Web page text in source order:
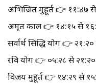
अभिजित मुहूर्त 👉 ११:४७
अमृत काल 👉 १४:१५ से
सर्वार्थ सिद्धि योग 👉
रवि योग 👉 ०५:२८ से २१:२०
विजय मुहूर्त 👉 १४:२९ से